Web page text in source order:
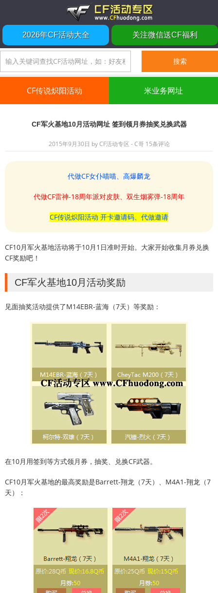
2026年CF活动大全 关注微信送CF福利
CF传说炽阳活动 米业务网址
CF军火基地10月活动网址 签到领月券抽奖兑换武器
2015年9月30日 byCF活动专区 - C哥 15条评论
代做CF女仆喵喵、高爆麟龙
代做CF雷神-18周年派对皮肤、双生烟雾弹-18周年
CF传说炽阳活动 开卡邀请码、代做邀请
CF10月军火基地活动将于10月1日准时开始。大家开始收集月券兑换
CF奖励吧！
CF军火基地10月活动奖励
见面抽奖活动提供了M14EBR-蓝海（7天）等奖励：
在10月用签到等方式领月券，抽奖、兑换CF武器。
CF10月军火基地的最高奖励是Barrett-翔龙（7天）、M4A1-翔龙（7
天）：